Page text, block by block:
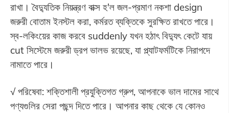
রাখা। বৈদ্যুতিক নিয়ন্ত্রণ বাক্স হ'ল জল-প্রমাণ নকশা design
জরুরী বোতাম ইনস্টল করা, কর্মরত ব্যক্তিকে সুরক্ষিত রাখতে পারে।
স্ব-লকিংয়ের কাজ করবে suddenly যখন হঠাৎ বিদ্যুৎ কেটে যায়
cut সিস্টেমে জরুরী ড্রপ ভালভ রয়েছে, যা প্ল্যাটফর্মটিকে নিরাপদে
নামাতে পারে।
√ পরিষেবা: শক্তিশালী প্রযুক্তিগত গ্রুপ, আপনাকে ভাল দামের সাথে
পণ্যগুলির সেরা পছন্দ দিতে পারে। আপনার কাছ থেকে যে কোনও